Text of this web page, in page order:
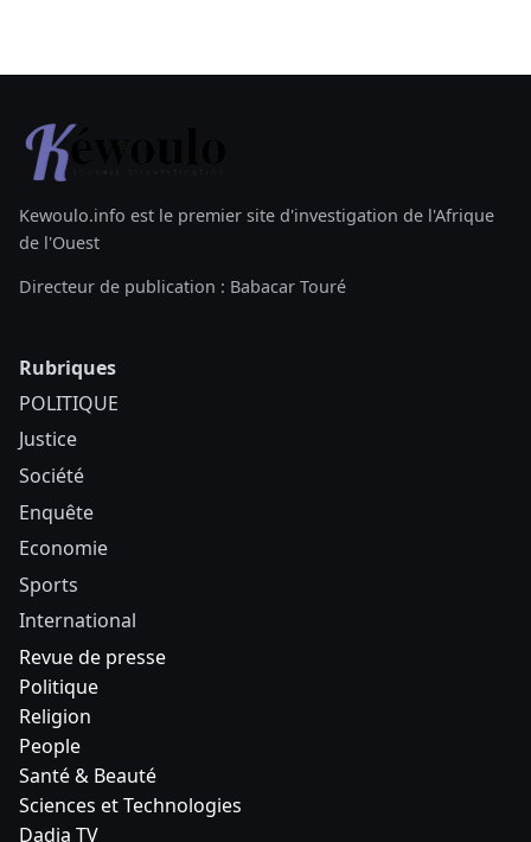
Kewoulo.info est le premier site d'investigation de l'Afrique
de l'Ouest
Directeur de publication : Babacar Touré
Rubriques
POLITIQUE
Justice
Société
Enquête
Economie
Sports
International
Revue de presse
Politique
Religion
People
Santé & Beauté
Sciences et Technologies
Dadia TV